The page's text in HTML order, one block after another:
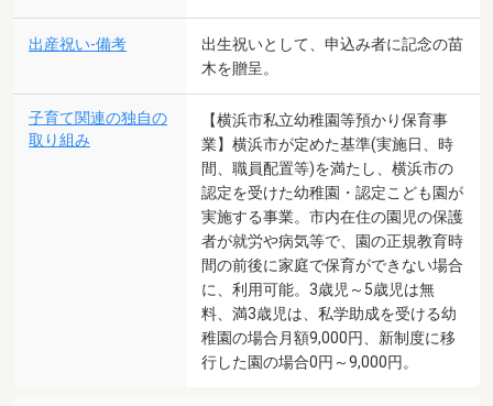
出産祝い-備考
出生祝いとして、申込み者に記念の苗
木を贈呈。
子育て関連の独自の
取り組み
【横浜市私立幼稚園等預かり保育事
業】横浜市が定めた基準(実施日、時
間、職員配置等)を満たし、横浜市の
認定を受けた幼稚園・認定こども園が
実施する事業。市内在住の園児の保護
者が就労や病気等で、園の正規教育時
間の前後に家庭で保育ができない場合
に、利用可能。3歳児～5歳児は無
料、満3歳児は、私学助成を受ける幼
稚園の場合月額9,000円、新制度に移
行した園の場合0円～9,000円。